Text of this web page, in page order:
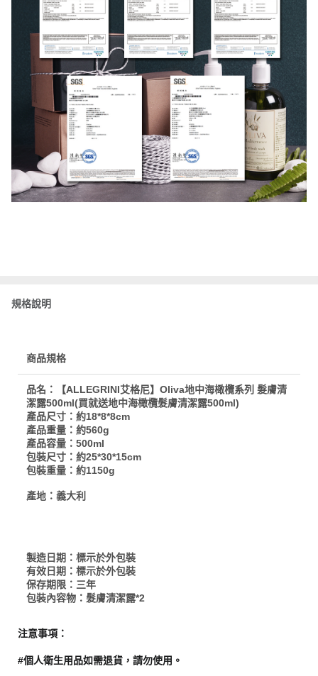
規格說明
商品規格
品名：【ALLEGRINI艾格尼】Oliva地中海橄欖系列 髮膚清
潔露500ml(買就送地中海橄欖髮膚清潔露500ml)
產品尺寸：約18*8*8cm
產品重量：約560g
產品容量：500ml
包裝尺寸：約25*30*15cm
包裝重量：約1150g
產地：義大利
製造日期：標示於外包裝
有效日期：標示於外包裝
保存期限：三年
包裝內容物：髮膚清潔露*2
注意事項：
#個人衛生用品如需退貨，請勿使用。